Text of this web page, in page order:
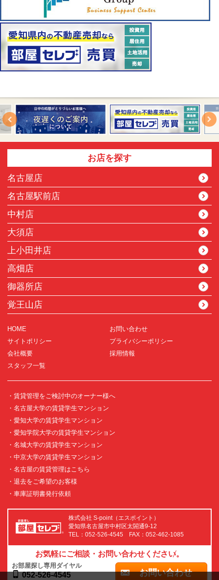
お店を探す
名古屋店
名古屋駅前店
中村店
大須店
上小田井店
高畑店
御器所店
覚王山店
HOME
お問い合わせ
サイトポリシー
プライバシーポリシー
会社概要
採用情報
スタッフ一覧
・賃貸管理をご検討中のオーナー様へ
・名古屋大学の賃貸学生マンション
・愛知大学の賃貸学生マンション
・愛知学院大学の賃貸学生マンション
・名城大学の賃貸学生マンション
・中京大学の賃貸学生マンション
・名古屋の賃貸管理はこちら
・退去をご希望のお客様
・車庫証明書発行依頼
株式会社 S-point（エスポイント）
愛知県名古屋市中村区太閤通9-12
TEL：052-526-4545 FAX：052-462-1085
お気軽にご相談・お問い合わせください。
お部屋探し専用ダイヤル
052-526-4545 お問い合わせ